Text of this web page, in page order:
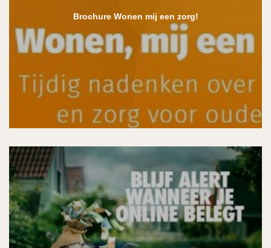
Brochure Wonen mij een zorg!